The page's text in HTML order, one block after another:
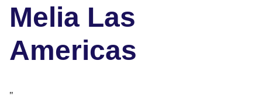
Melia Las
Americas